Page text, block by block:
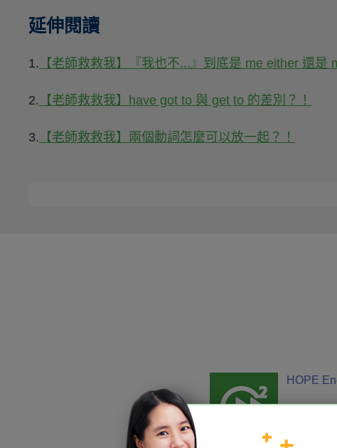
延伸閱讀
1. 【老師救救我】『我也不...』到底是 me either 還是
2. 【老師救救我】have got to 與 get to 的差別？！
3. 【老師救救我】兩個動詞怎麼可以放一起？！
HOPE